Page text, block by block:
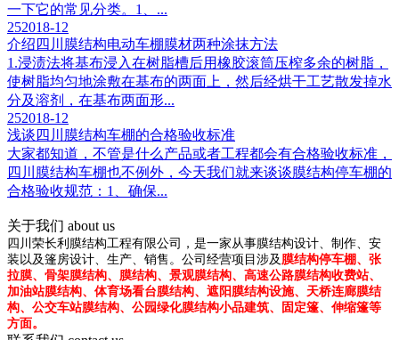
一下它的常见分类。1、...
252018-12
介绍四川膜结构电动车棚膜材两种涂抹方法
1.浸渍法将基布浸入在树脂槽后用橡胶滚筒压榨多余的树脂，
使树脂均匀地涂敷在基布的两面上，然后经烘干工艺散发掉水
分及溶剂，在基布两面形...
252018-12
浅谈四川膜结构车棚的合格验收标准
大家都知道，不管是什么产品或者工程都会有合格验收标准，
四川膜结构车棚也不例外，今天我们就来谈谈膜结构停车棚的
合格验收规范：1、确保...
关于我们 about us
四川荣长利膜结构工程有限公司，是一家从事膜结构设计、制作、安
装以及篷房设计、生产、销售。公司经营项目涉及 膜结构停车棚、张
拉膜、骨架膜结构、膜结构、景观膜结构、高速公路膜结构收费站、
加油站膜结构、体育场看台膜结构、遮阳膜结构设施、天桥连廊膜结
构、公交车站膜结构、公园绿化膜结构小品建筑、固定篷、伸缩篷等
方面。